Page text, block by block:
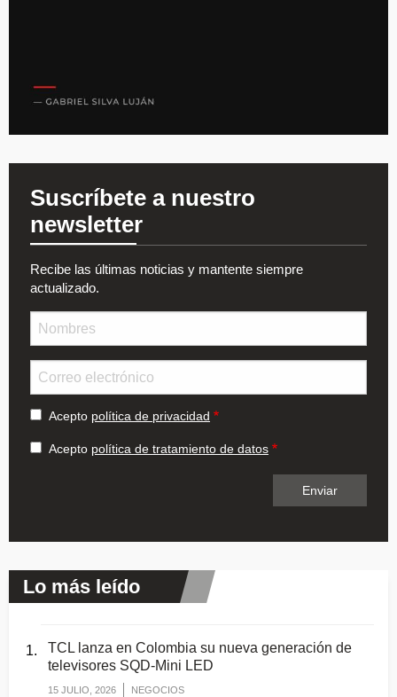
Suscríbete a nuestro
newsletter
Recibe las últimas noticias y mantente siempre
actualizado.
Acepto política de privacidad
Acepto política de tratamiento de datos
Lo más leído
TCL lanza en Colombia su nueva generación de
televisores SQD-Mini LED
15 JULIO, 2026 NEGOCIOS